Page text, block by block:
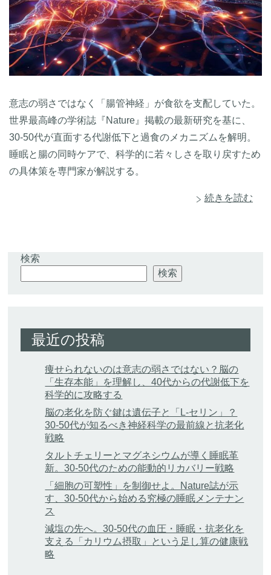
意志の弱さではなく「腸管神経」が食欲を支配していた。
世界最高峰の学術誌『Nature』掲載の最新研究を基に、
30-50代が直面する代謝低下と過食のメカニズムを解明。
睡眠と腸の同時ケアで、科学的に若々しさを取り戻すため
の具体策を専門家が解説する。
続きを読む
検索
検索
最近の投稿
痩せられないのは意志の弱さではない？脳の
「生存本能」を理解し、40代からの代謝低下を
科学的に攻略する
脳の老化を防ぐ鍵は遺伝子と「L-セリン」？
30-50代が知るべき神経科学の最前線と抗老化
戦略
タルトチェリーとマグネシウムが導く睡眠革
新。30-50代のための能動的リカバリー戦略
「細胞の可塑性」を制御せよ。Nature誌が示
す、30-50代から始める究極の睡眠メンテナン
ス
減塩の先へ。30-50代の血圧・睡眠・抗老化を
支える「カリウム摂取」という足し算の健康戦
略